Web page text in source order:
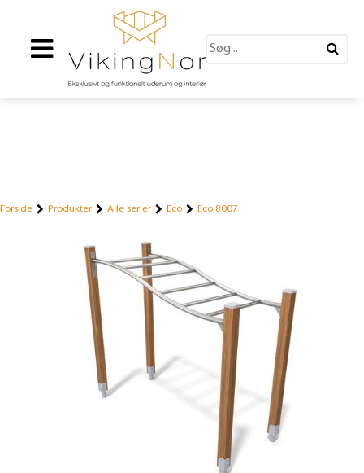
Forside Produkter Alle serier Eco Eco 8007